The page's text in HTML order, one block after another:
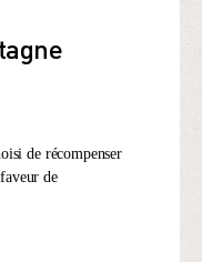
de récompenser
de